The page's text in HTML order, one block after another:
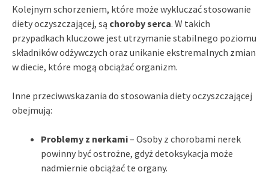
Kolejnym schorzeniem, które może wykluczać stosowanie
diety oczyszczającej, są choroby serca. W takich
przypadkach kluczowe jest utrzymanie stabilnego poziomu
składników odżywczych oraz unikanie ekstremalnych zmian
w diecie, które mogą obciążać organizm.
Inne przeciwwskazania do stosowania diety oczyszczającej
obejmują:
Problemy z nerkami– Osoby z chorobami nerek
powinny być ostrożne, gdyż detoksykacja może
nadmiernie obciążać te organy.